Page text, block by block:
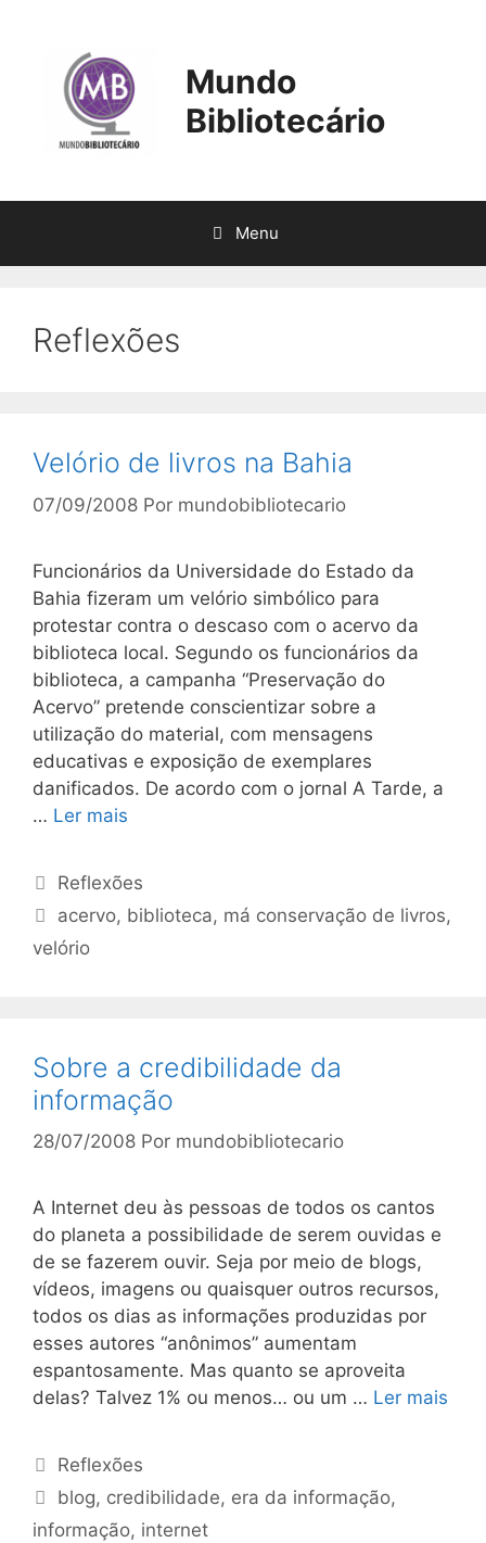
conteúdo
Mundo
Bibliotecário
Menu
Reflexões
Velório de livros na Bahia
07/09/2008 Por mundobibliotecario
Funcionários da Universidade do Estado da
Bahia fizeram um velório simbólico para
protestar contra o descaso com o acervo da
biblioteca local. Segundo os funcionários da
biblioteca, a campanha “Preservação do
Acervo” pretende conscientizar sobre a
utilização do material, com mensagens
educativas e exposição de exemplares
danificados. De acordo com o jornal A Tarde, a
… Ler mais
Categorias
Reflexões
Tags
acervo, biblioteca, má conservação de livros,
velório
Sobre a credibilidade da
informação
28/07/2008 Por mundobibliotecario
A Internet deu às pessoas de todos os cantos
do planeta a possibilidade de serem ouvidas e
de se fazerem ouvir. Seja por meio de blogs,
vídeos, imagens ou quaisquer outros recursos,
todos os dias as informações produzidas por
esses autores “anônimos” aumentam
espantosamente. Mas quanto se aproveita
delas? Talvez 1% ou menos… ou um … Ler mais
Categorias
Reflexões
Tags
blog, credibilidade, era da informação,
informação, internet